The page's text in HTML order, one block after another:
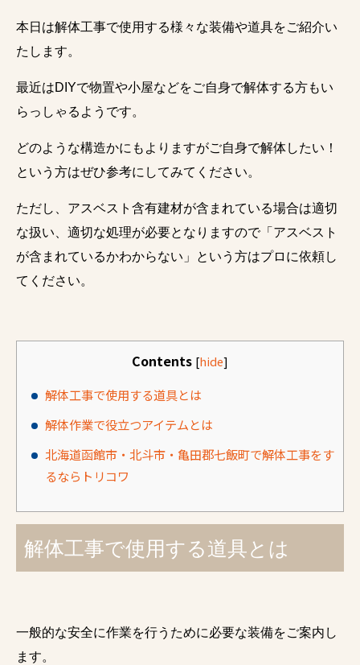
本日は解体工事で使用する様々な装備や道具をご紹介い
たします。
最近はDIYで物置や小屋などをご自身で解体する方もい
らっしゃるようです。
どのような構造かにもよりますがご自身で解体したい！
という方はぜひ参考にしてみてください。
ただし、アスベスト含有建材が含まれている場合は適切
な扱い、適切な処理が必要となりますので「アスベスト
が含まれているかわからない」という方はプロに依頼し
てください。
Contents [hide]
解体工事で使用する道具とは
解体作業で役立つアイテムとは
北海道函館市・北斗市・亀田郡七飯町で解体工事をす
るならトリコワ
解体工事で使用する道具とは
一般的な安全に作業を行うために必要な装備をご案内し
ます。